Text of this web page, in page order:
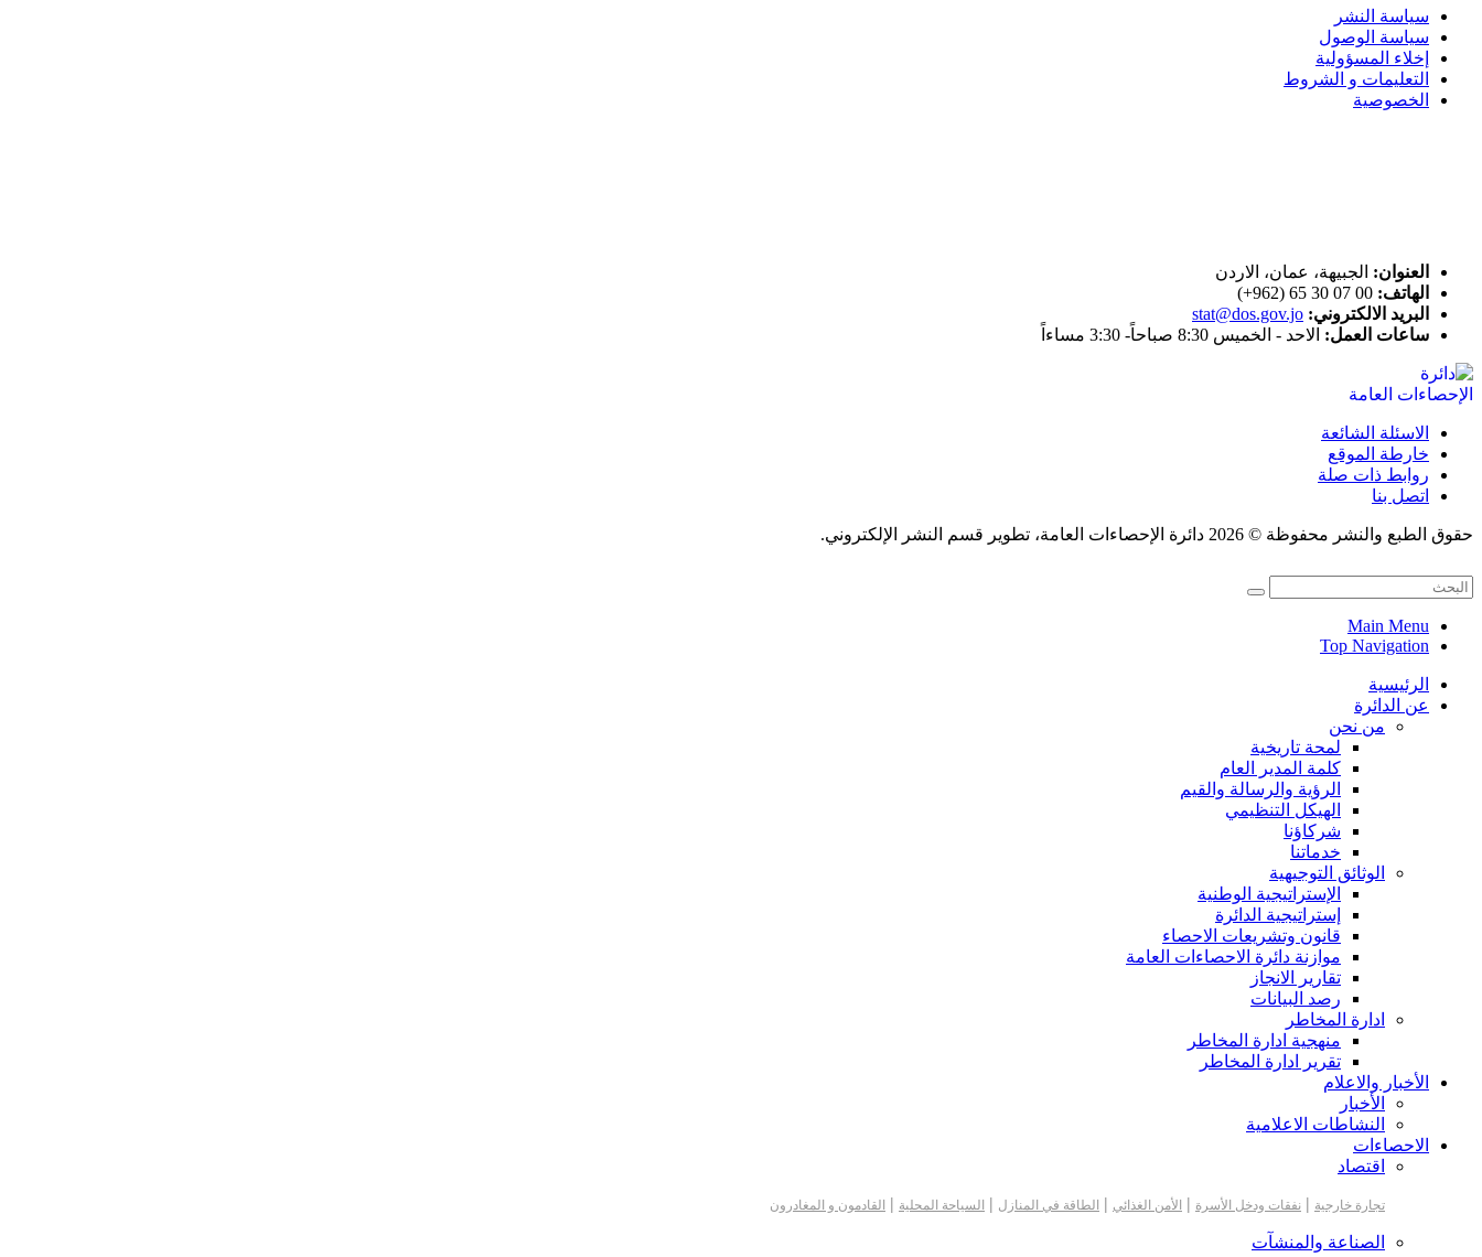
سياسة النشر
سياسة الوصول
إخلاء المسؤولية
التعليمات و الشروط
الخصوصية
العنوان: الجبيهة، عمان، الاردن
الهاتف: 00 07 30 65 (962+)
البريد الالكتروني: stat@dos.gov.jo
ساعات العمل: الاحد - الخميس 8:30 صباحاً- 3:30 مساءاً
الاسئلة الشائعة
خارطة الموقع
روابط ذات صلة
اتصل بنا
حقوق الطبع والنشر محفوظة © 2026 دائرة الإحصاءات العامة، تطوير قسم النشر الإلكتروني.
Main Menu
Top Navigation
الرئيسية
عن الدائرة
من نحن
لمحة تاريخية
كلمة المدير العام
الرؤية والرسالة والقيم
الهيكل التنظيمي
شركاؤنا
خدماتنا
الوثائق التوجيهية
الإستراتيجية الوطنية
إستراتيجية الدائرة
قانون وتشريعات الاحصاء
موازنة دائرة الاحصاءات العامة
تقارير الانجاز
رصد البيانات
ادارة المخاطر
منهجية ادارة المخاطر
تقرير ادارة المخاطر
الأخبار والاعلام
الأخبار
النشاطات الاعلامية
الاحصاءات
اقتصاد
تجارة خارجية | نفقات ودخل الأسرة | الأمن الغذائي | الطاقة في المنازل | السياحة المحلية | القادمون و المغادرون
الصناعة والمنشآت